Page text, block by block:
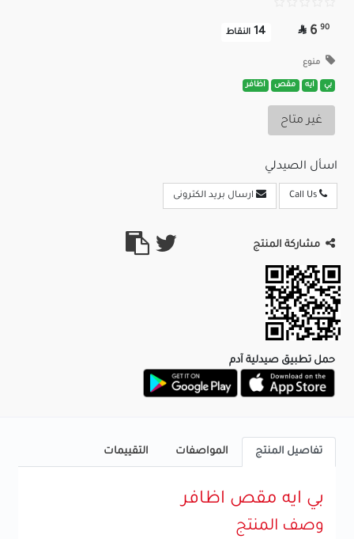
90
6

14 النقاط
منوع
بي ايه مقص اظافر
غير متاح
اسأل الصيدلي
ارسال بريد الكترونى
مشاركة المنتج
حمل تطبيق صيدلية آدم
تفاصيل المنتج المواصفات التقييمات
بي ايه مقص اظافر
وصف المنتج